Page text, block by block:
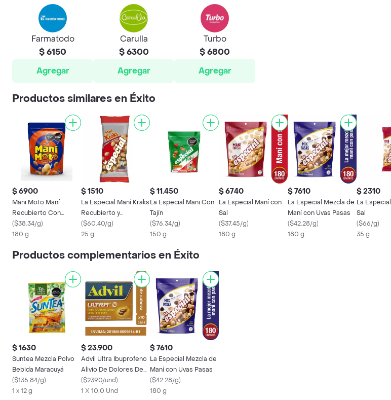
Farmatodo
$ 6150
Agregar
Carulla
$ 6300
Agregar
Turbo
$ 6800
Agregar
Productos similares en Éxito
$ 6900
Mani Moto Maní
Recubierto Con
Harina de Trigo 180 g
($38.34/g)
180 g
$ 1510
La Especial Maní Kraks
Recubierto y
Horneado
($60.40/g)
25 g
$ 11.450
La Especial Mani Con
Tajín
($76.34/g)
150 g
$ 6740
La Especial Maní con
Sal
($37.45/g)
180 g
$ 7610
La Especial Mezcla de
Maní con Uvas Pasas
($42.28/g)
180 g
$ 2310
La
Sal
($66/g)
35 g
Productos complementarios en Éxito
$ 1630
Suntea Mezcla Polvo
Bebida Maracuyá
($135.84/g)
1 x 12 g
$ 23.900
Advil Ultra Ibuprofeno
Alivio De Dolores De
Cabeza Severos X 10
($2390/und)
1 X 10.0 Und
$ 7610
La Especial Mezcla de
Maní con Uvas Pasas
($42.28/g)
180 g